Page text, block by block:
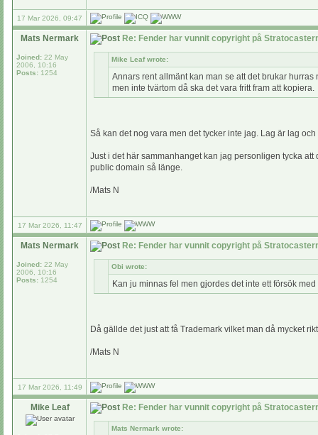
17 Mar 2026, 09:47
Mats Nermark
Joined: 22 May
2006, 10:16
Posts: 1254
Re: Fender har vunnit copyright på
Mike Leaf wrote:
Annars rent allmänt kan man se att det brukar
men inte tvärtom då ska det vara fritt fram att kopiera.
Så kan det nog vara men det tycker inte jag. Lag är lag och
Just i det här sammanhanget kan jag personligen tycka
public domain så länge.
/Mats N
17 Mar 2026, 11:47
Mats Nermark
Joined: 22 May
2006, 10:16
Posts: 1254
Re: Fender har vunnit copyright på
Obi wrote:
Kan ju minnas fel men gjordes det inte ett försök
Då gällde det just att få Trademark vilket man då mycket
/Mats N
17 Mar 2026, 11:49
Mike Leaf Re: Fender har vunnit copyright på
Mats Nermark wrote: